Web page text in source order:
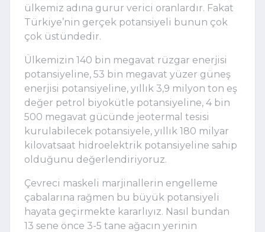
ülkemiz adına gurur verici oranlardır. Fakat
Türkiye’nin gerçek potansiyeli bunun çok
çok üstündedir.
Ülkemizin 140 bin megavat rüzgar enerjisi
potansiyeline, 53 bin megavat yüzer güneş
enerjisi potansiyeline, yıllık 3,9 milyon ton eş
değer petrol biyokütle potansiyeline, 4 bin
500 megavat gücünde jeotermal tesisi
kurulabilecek potansiyele, yıllık 180 milyar
kilovatsaat hidroelektrik potansiyeline sahip
olduğunu değerlendiriyoruz.
Çevreci maskeli marjinallerin engelleme
çabalarına rağmen bu büyük potansiyeli
hayata geçirmekte kararlıyız. Nasıl bundan
13 sene önce 3-5 tane ağacın yerinin